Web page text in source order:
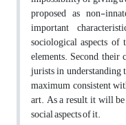
proposed as non-
important
sociological aspects
elements. Second,
jurists in
maximum consistent
art. As a result, it will
social aspects of it.